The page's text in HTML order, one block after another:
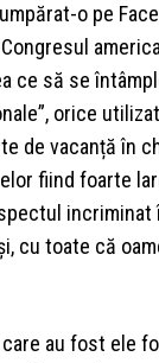
o pe
ce să se
orice
de vacanță în
fiind foarte
incriminat
cu toate că
au fost ele